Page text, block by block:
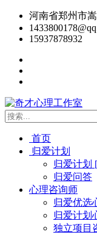
河南省郑州市
15937878932
首页
归爱计划
归爱计划
归爱问答
心理咨询师
归爱优选
归爱计划
独立项目